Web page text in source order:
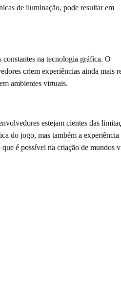
de iluminação, pode resultar em
na tecnologia gráfica. O
criem experiências ainda mais
ambientes virtuais.
estejam cientes das
do jogo, mas também a
é possível na criação de mundos